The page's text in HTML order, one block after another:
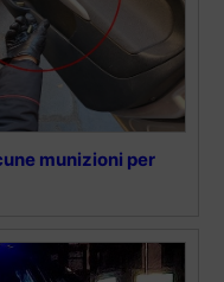
munizioni per